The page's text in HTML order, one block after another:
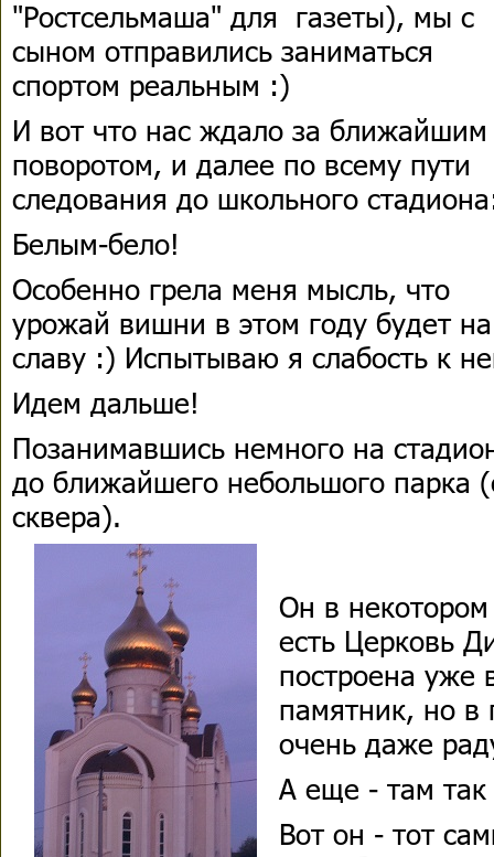
"Ростсельмаша" для газеты), мы с
сыном отправились заниматься
спортом реальным :)
И вот что нас ждало за ближайшим
поворотом, и далее по всему пути
следования до школьного
Белым-бело!
Особенно грела меня мысль, что
урожай вишни в этом году будет на
славу :) Испытываю я слабость к
Идем дальше!
Позанимавшись немного на
до ближайшего небольшого парка
сквера).
Он в некотором
есть Церковь
построена уже
памятник, но в
очень даже
А еще - там
Вот он - тот